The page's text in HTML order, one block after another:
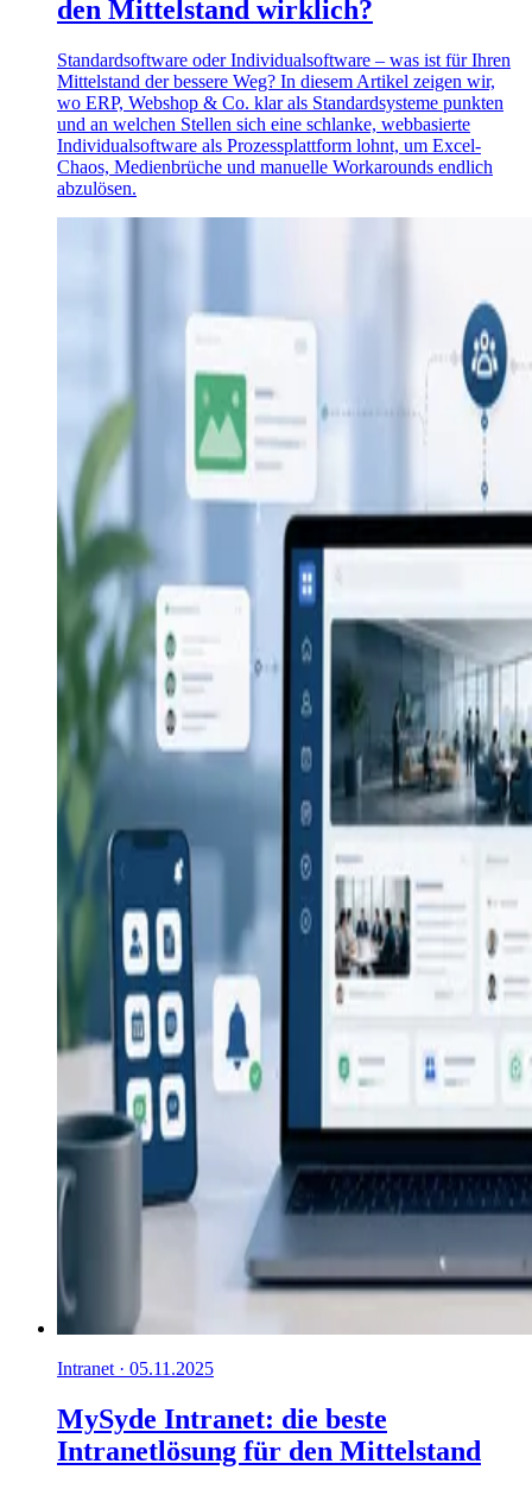
den Mittelstand wirklich?
Standardsoftware oder Individualsoftware – was ist für Ihren
Mittelstand der bessere Weg? In diesem Artikel zeigen wir,
wo ERP, Webshop & Co. klar als Standardsysteme punkten
und an welchen Stellen sich eine schlanke, webbasierte
Individualsoftware als Prozessplattform lohnt, um Excel-
Chaos, Medienbrüche und manuelle Workarounds endlich
abzulösen.
Intranet · 05.11.2025
MySyde Intranet: die beste
Intranetlösung für den Mittelstand